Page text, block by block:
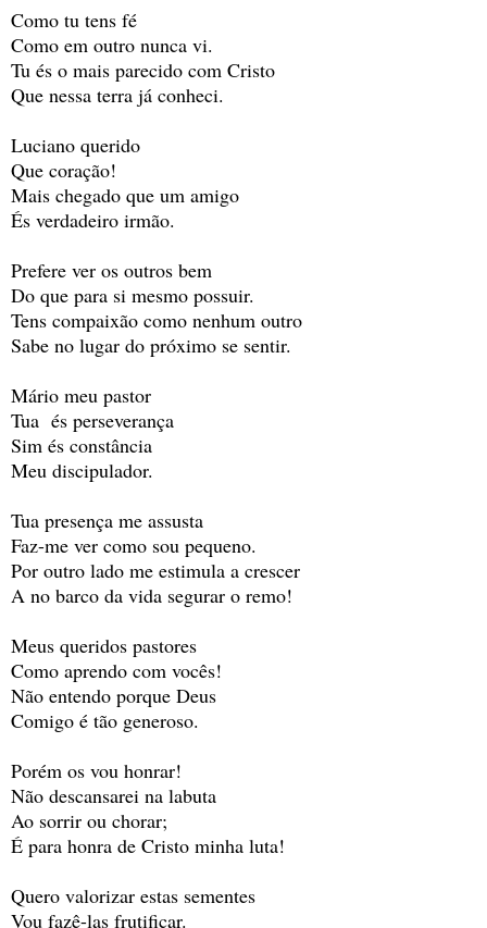
Como tu tens fé
Como em outro nunca vi.
Tu és o mais parecido com Cristo
Que nessa terra já conheci.
Luciano querido
Que coração!
Mais chegado que um amigo
És verdadeiro irmão.
Prefere ver os outros bem
Do que para si mesmo possuir.
Tens compaixão como nenhum outro
Sabe no lugar do próximo se sentir.
Mário meu pastor
Tua és perseverança
Sim és constância
Meu discipulador.
Tua presença me assusta
Faz-me ver como sou pequeno.
Por outro lado me estimula a crescer
A no barco da vida segurar o remo!
Meus queridos pastores
Como aprendo com vocês!
Não entendo porque Deus
Comigo é tão generoso.
Porém os vou honrar!
Não descansarei na labuta
Ao sorrir ou chorar;
É para honra de Cristo minha luta!
Quero valorizar estas sementes
Vou fazê-las frutificar.